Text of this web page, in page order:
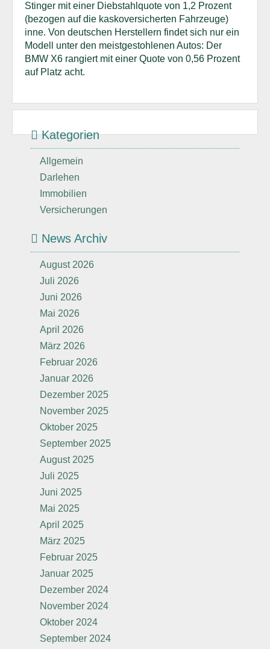
Stinger mit einer Diebstahlquote von 1,2 Prozent
(bezogen auf die kaskoversicherten Fahrzeuge)
inne. Von deutschen Herstellern findet sich nur ein
Modell unter den meistgestohlenen Autos: Der
BMW X6 rangiert mit einer Quote von 0,56 Prozent
auf Platz acht.
Kategorien
Allgemein
Darlehen
Immobilien
Versicherungen
News Archiv
August 2026
Juli 2026
Juni 2026
Mai 2026
April 2026
März 2026
Februar 2026
Januar 2026
Dezember 2025
November 2025
Oktober 2025
September 2025
August 2025
Juli 2025
Juni 2025
Mai 2025
April 2025
März 2025
Februar 2025
Januar 2025
Dezember 2024
November 2024
Oktober 2024
September 2024